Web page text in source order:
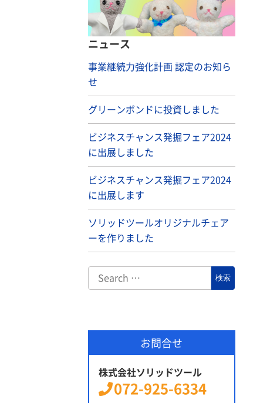
ニュース
事業継続力強化計画 認定のお知ら
せ
グリーンボンドに投資しました
ビジネスチャンス発掘フェア2024
に出展しました
ビジネスチャンス発掘フェア2024
に出展します
ソリッドツールオリジナルチェア
ーを作りました
お問合せ
株式会社ソリッドツール
072-925-6334